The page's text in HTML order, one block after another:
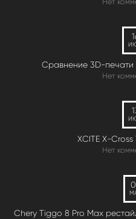
Сравнение 3D-печати
Нет
XCITE X-
Нет
Chery Tiggo 8 Pro Max